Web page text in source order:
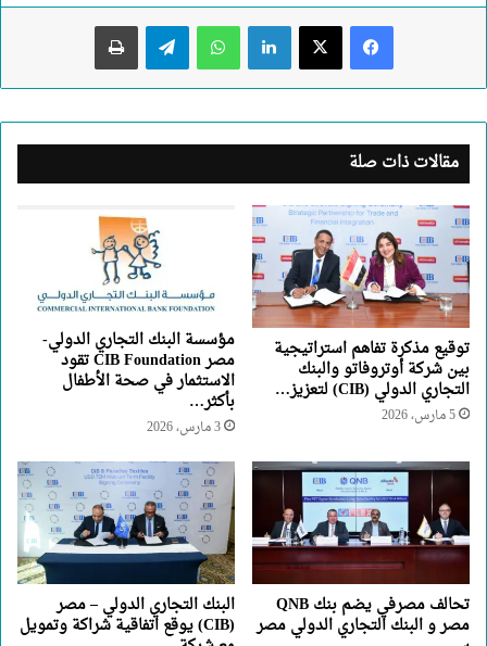
لينكدإن واتساب تيلقرام طباعة
مقالات ذات صلة
توقيع مذكرة تفاهم استراتيجية
بين شركة أوتروفاتو والبنك
التجاري الدولي (CIB) لتعزيز…
5 مارس، 2026
مؤسسة البنك التجاري الدولي-
مصر CIB Foundation تقود
الاستثمار في صحة الأطفال
بأكثر…
3 مارس، 2026
تحالف مصرفي يضم بنك QNB
مصر و البنك التجاري الدولي مصر
البنك التجاري الدولي – مصر
(CIB) يوقع اتفاقية شراكة وتمويل